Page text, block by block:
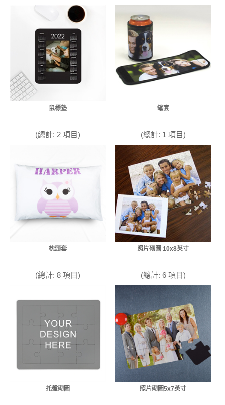
鼠標墊
(總計: 2 項目)
罐套
(總計: 1 項目)
枕頭套
(總計: 8 項目)
照片砌圖 10x8英寸
(總計: 6 項目)
托盤砌圖 照片砌圖5x7英寸